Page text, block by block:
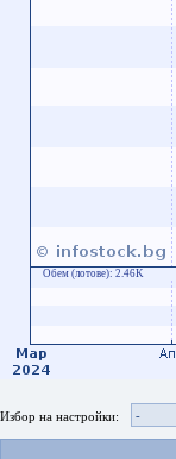
Обем (лотове): 2.46K
Избор на настройки: -